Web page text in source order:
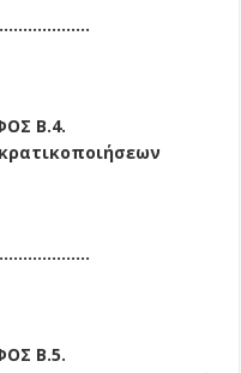
Β.4.
Β.5.